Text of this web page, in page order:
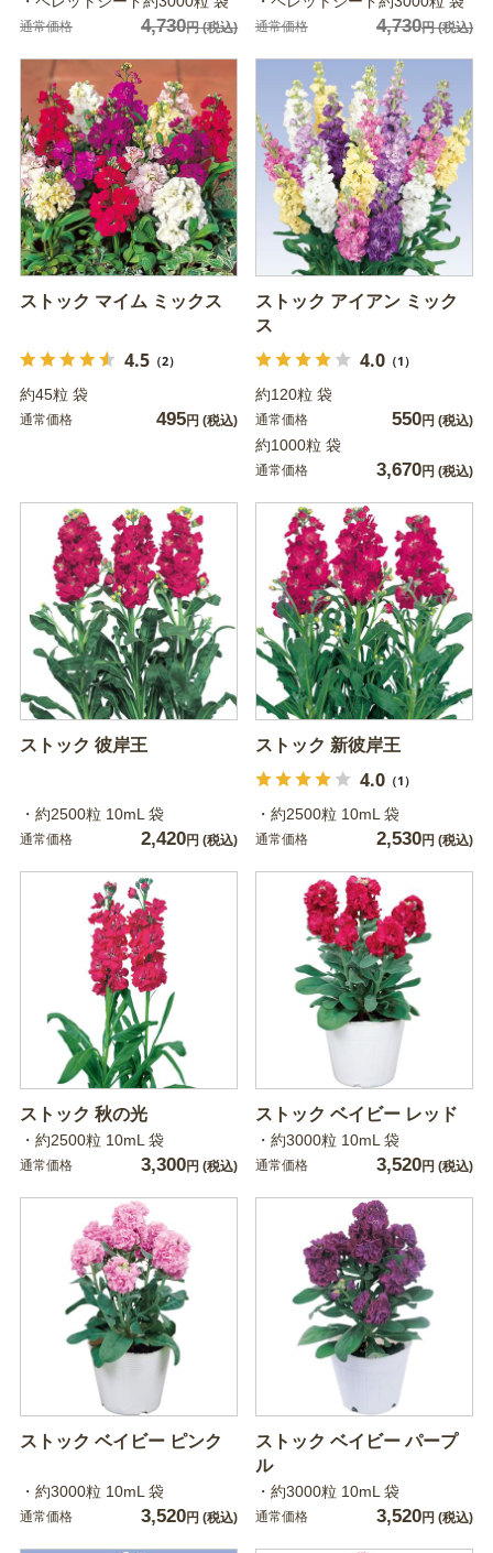
通常価格 4,730円(税込) 通常価格 4,730円(税込)
ストック マイム ミックス
4.5（2）
約45粒 袋
通常価格 495円 (税込)
ストック アイアン ミック
ス
4.0（1）
約120粒 袋
通常価格 550円 (税込)
約1000粒 袋
通常価格 3,670円 (税込)
ストック 彼岸王
・約2500粒 10mL 袋
通常価格 2,420円 (税込)
ストック 新彼岸王
4.0（1）
・約2500粒 10mL 袋
通常価格 2,530円 (税込)
ストック 秋の光
・約2500粒 10mL 袋
通常価格 3,300円 (税込)
ストック ベイビー レッド
・約3000粒 10mL 袋
通常価格 3,520円 (税込)
ストック ベイビー ピンク
・約3000粒 10mL 袋
通常価格 3,520円 (税込)
ストック ベイビー パープ
ル
・約3000粒 10mL 袋
通常価格 3,520円 (税込)